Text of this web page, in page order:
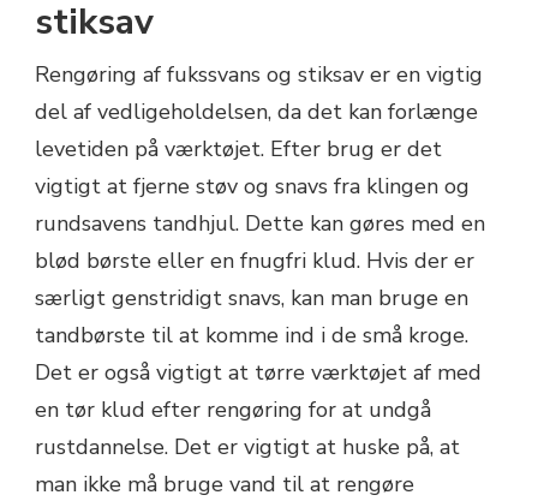
stiksav
Rengøring af fukssvans og stiksav er en vigtig
del af vedligeholdelsen, da det kan forlænge
levetiden på værktøjet. Efter brug er det
vigtigt at fjerne støv og snavs fra klingen og
rundsavens tandhjul. Dette kan gøres med en
blød børste eller en fnugfri klud. Hvis der er
særligt genstridigt snavs, kan man bruge en
tandbørste til at komme ind i de små kroge.
Det er også vigtigt at tørre værktøjet af med
en tør klud efter rengøring for at undgå
rustdannelse. Det er vigtigt at huske på, at
man ikke må bruge vand til at rengøre